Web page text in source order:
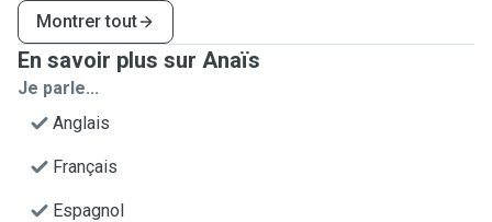
Montrer tout
En savoir plus sur Anaïs
Je parle...
Anglais
Français
Espagnol